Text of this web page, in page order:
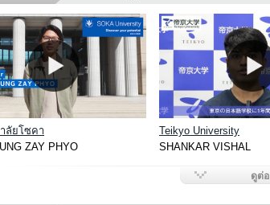
ลัยโซคา
ZAY PHYO
Teikyo University
SHANKAR VISHAL
ดูต่อ